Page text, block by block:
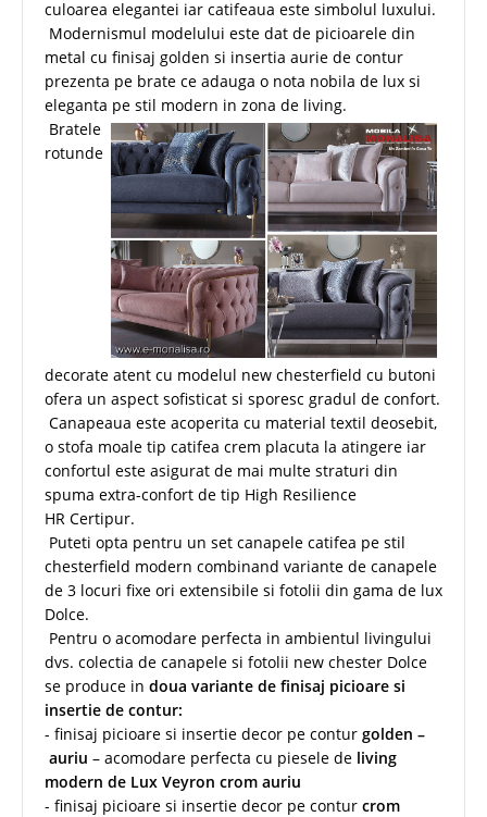
culoarea elegantei iar catifeaua este simbolul luxului.
Modernismul modelului este dat de picioarele din
metal cu finisaj golden si insertia aurie de contur
prezenta pe brate ce adauga o nota nobila de lux si
eleganta pe stil modern in zona de living.
Bratele
rotunde
decorate atent cu modelul new chesterfield cu butoni
ofera un aspect sofisticat si sporesc gradul de confort.
Canapeaua este acoperita cu material textil deosebit,
o stofa moale tip catifea crem placuta la atingere iar
confortul este asigurat de mai multe straturi din
spuma extra-confort de tip High Resilience
HR Certipur.
Puteti opta pentru un set canapele catifea pe stil
chesterfield modern combinand variante de canapele
de 3 locuri fixe ori extensibile si fotolii din gama de lux
Dolce.
Pentru o acomodare perfecta in ambientul livingului
dvs. colectia de canapele si fotolii new chester Dolce
se produce in doua variante de finisaj picioare si
insertie de contur:
- finisaj picioare si insertie decor pe contur golden –
auriu – acomodare perfecta cu piesele de living
modern de Lux Veyron crom auriu
- finisaj picioare si insertie decor pe contur crom